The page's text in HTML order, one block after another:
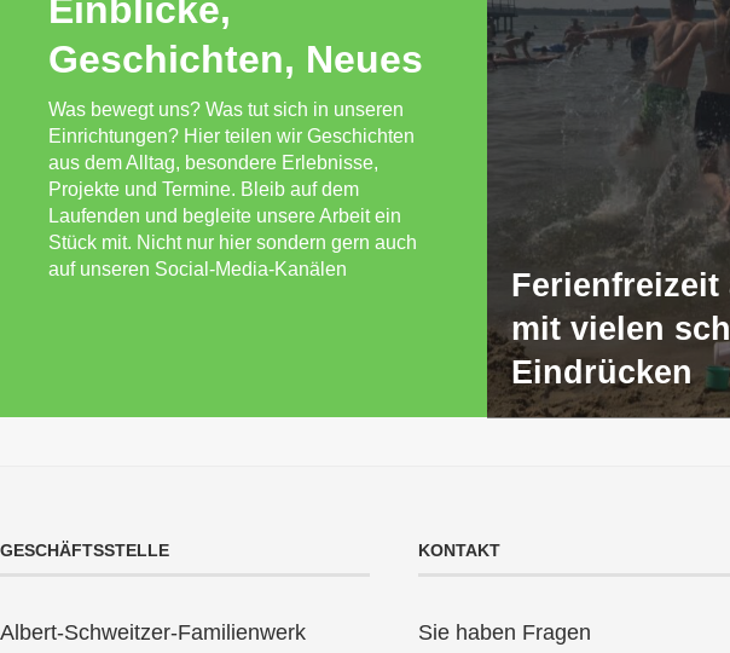
Einblicke,
Geschichten, Neues
Was bewegt uns? Was tut sich in unseren
Einrichtungen? Hier teilen wir Geschichten
aus dem Alltag, besondere Erlebnisse,
Projekte und Termine. Bleib auf dem
Laufenden und begleite unsere Arbeit ein
Stück mit. Nicht nur hier sondern gern auch
auf unseren Social-Media-Kanälen
Ferienfreizeit
mit vielen
Eindrücken
GESCHÄFTSSTELLE
Albert-Schweitzer-Familienwerk
KONTAKT
Sie haben Fragen